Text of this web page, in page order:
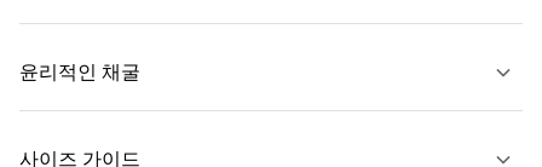
자세히 보기
윤리적인 채굴
사이즈 가이드